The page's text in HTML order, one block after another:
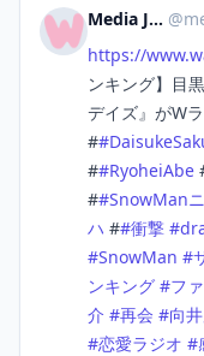
Media Japan @
https://www.
ンキング】目
デイズ』がW
##
##RyoheiAbe
##SnowMan
ハ ##衝撃 #
#SnowMan #
ンキング #フ
介 #再会 #向
#恋愛ラジオ #